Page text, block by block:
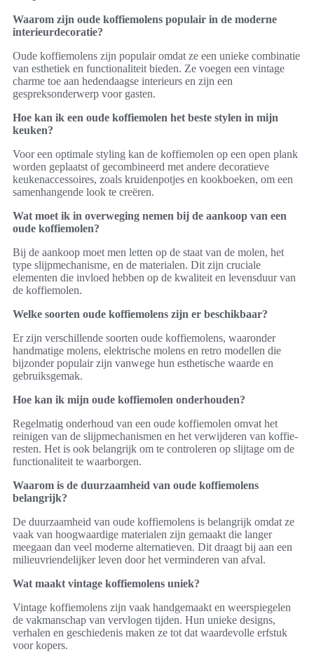
Waarom zijn oude koffiemolens populair in de moderne
interieurdecoratie?
Oude koffiemolens zijn populair omdat ze een unieke combinatie
van esthetiek en functionaliteit bieden. Ze voegen een vintage
charme toe aan hedendaagse interieurs en zijn een
gespreksonderwerp voor gasten.
Hoe kan ik een oude koffiemolen het beste stylen in mijn
keuken?
Voor een optimale styling kan de koffiemolen op een open plank
worden geplaatst of gecombineerd met andere decoratieve
keukenaccessoires, zoals kruidenpotjes en kookboeken, om een
samenhangende look te creëren.
Wat moet ik in overweging nemen bij de aankoop van een
oude koffiemolen?
Bij de aankoop moet men letten op de staat van de molen, het
type slijpmechanisme, en de materialen. Dit zijn cruciale
elementen die invloed hebben op de kwaliteit en levensduur van
de koffiemolen.
Welke soorten oude koffiemolens zijn er beschikbaar?
Er zijn verschillende soorten oude koffiemolens, waaronder
handmatige molens, elektrische molens en retro modellen die
bijzonder populair zijn vanwege hun esthetische waarde en
gebruiksgemak.
Hoe kan ik mijn oude koffiemolen onderhouden?
Regelmatig onderhoud van een oude koffiemolen omvat het
reinigen van de slijpmechanismen en het verwijderen van koffie-
resten. Het is ook belangrijk om te controleren op slijtage om de
functionaliteit te waarborgen.
Waarom is de duurzaamheid van oude koffiemolens
belangrijk?
De duurzaamheid van oude koffiemolens is belangrijk omdat ze
vaak van hoogwaardige materialen zijn gemaakt die langer
meegaan dan veel moderne alternatieven. Dit draagt bij aan een
milieuvriendelijker leven door het verminderen van afval.
Wat maakt vintage koffiemolens uniek?
Vintage koffiemolens zijn vaak handgemaakt en weerspiegelen
de vakmanschap van vervlogen tijden. Hun unieke designs,
verhalen en geschiedenis maken ze tot dat waardevolle erfstuk
voor kopers.